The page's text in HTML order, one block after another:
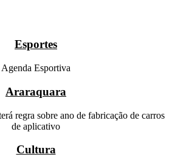
Esportes
Agenda Esportiva
Araraquara
regra sobre ano de fabricação de carros
de aplicativo
Cultura